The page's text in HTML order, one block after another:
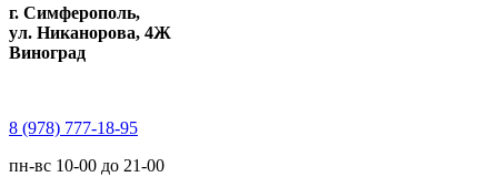
г. Симферополь,
ул. Никанорова, 4Ж
Виноград
8 (978) 777-18-95
пн-вс 10-00 до 21-00